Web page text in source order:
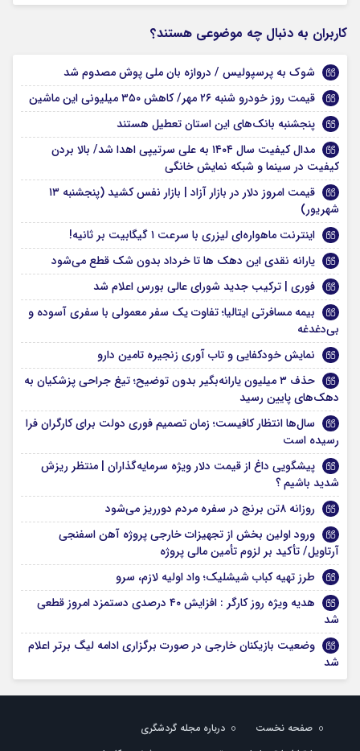
کاربران به دنبال چه موضوعی هستند؟
شوک به پرسپولیس / دروازه بان ملی پوش مصدوم شد
قیمت روز خودرو شنبه ۲۶ مهر/ کاهش ۳۵۰ میلیونی این ماشین
پنجشنبه بانک‌های این استان تعطیل هستند
مدال کیفیت سال ۱۴۰۴ به علی سرتیپی اهدا شد/ بالا بردن
کیفیت در سینما و شبکه نمایش خانگی
قیمت امروز دلار در بازار آزاد | بازار نفس کشید (پنجشنبه ۱۳
شهریور)
اینترنت ماهواره‌ای لیزری با سرعت ۱ گیگابیت بر ثانیه!
یارانه نقدی این دهک ها تا خرداد بدون شک قطع می‌شود
فوری | ترکیب جدید شورای عالی بورس اعلام شد
بیمه مسافرتی ایتالیا؛ تفاوت یک سفر معمولی با سفری آسوده و
بی‌دغدغه
نمایش خودکفایی و تاب آوری زنجیره تامین دارو
حذف ۳ میلیون یارانه‌بگیر بدون توضیح؛ تیغ جراحی پزشکیان به
دهک‌های پایین رسید
سال‌ها انتظار کافیست؛ زمان تصمیم فوری دولت برای کارگران فرا
رسیده است
پیشگویی داغ از قیمت دلار ویژه سرمایه‌گذاران | منتظر ریزش
شدید باشیم ؟
روزانه ۸تن برنج در سفره مردم دورریز می‌شود
ورود اولین بخش از تجهیزات خارجی پروژه آهن اسفنجی
آرتاویل/ تأکید بر لزوم تأمین مالی پروژه
طرز تهیه کباب شیشلیک؛ واد اولیه لازم، سرو
هدیه ویژه روز کارگر : افزایش ۴۰ درصدی دستمزد امروز قطعی
شد
وضعیت بازیکنان خارجی در صورت برگزاری ادامه لیگ برتر اعلام
شد
صفحه نخست
درباره مجله گردشگری